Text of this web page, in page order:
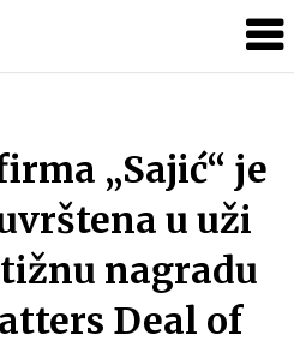
„Sajić“ je
u uži
nagradu
Deal of